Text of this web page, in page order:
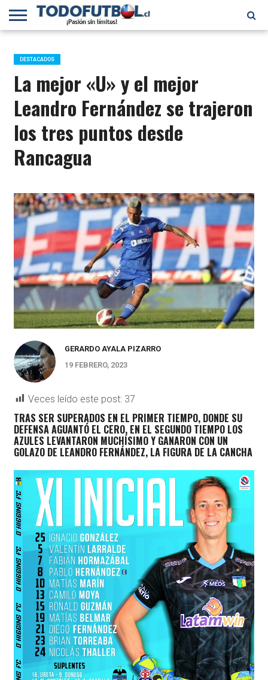
PRIMERA
B
SELECCIÓN
CHILENA
CHILENOS
EN EL
MUNDO
FÚTBOL
INTERNACIONAL
DESTACADOS
La mejor «U» y el mejor
Leandro Fernández se trajeron
los tres puntos desde
Rancagua
GERARDO AYALA PIZARRO
19 FEBRERO, 2023
Veces leído este post: 37
TRAS SER SUPERADOS EN EL PRIMER TIEMPO, DONDE SU
DEFENSA AGUANTÓ EL CERO, EN EL SEGUNDO TIEMPO LOS
AZULES LEVANTARON MUCHÍSIMO Y GANARON CON UN
GOLAZO DE LEANDRO FERNÁNDEZ, LA FIGURA DE LA CANCHA